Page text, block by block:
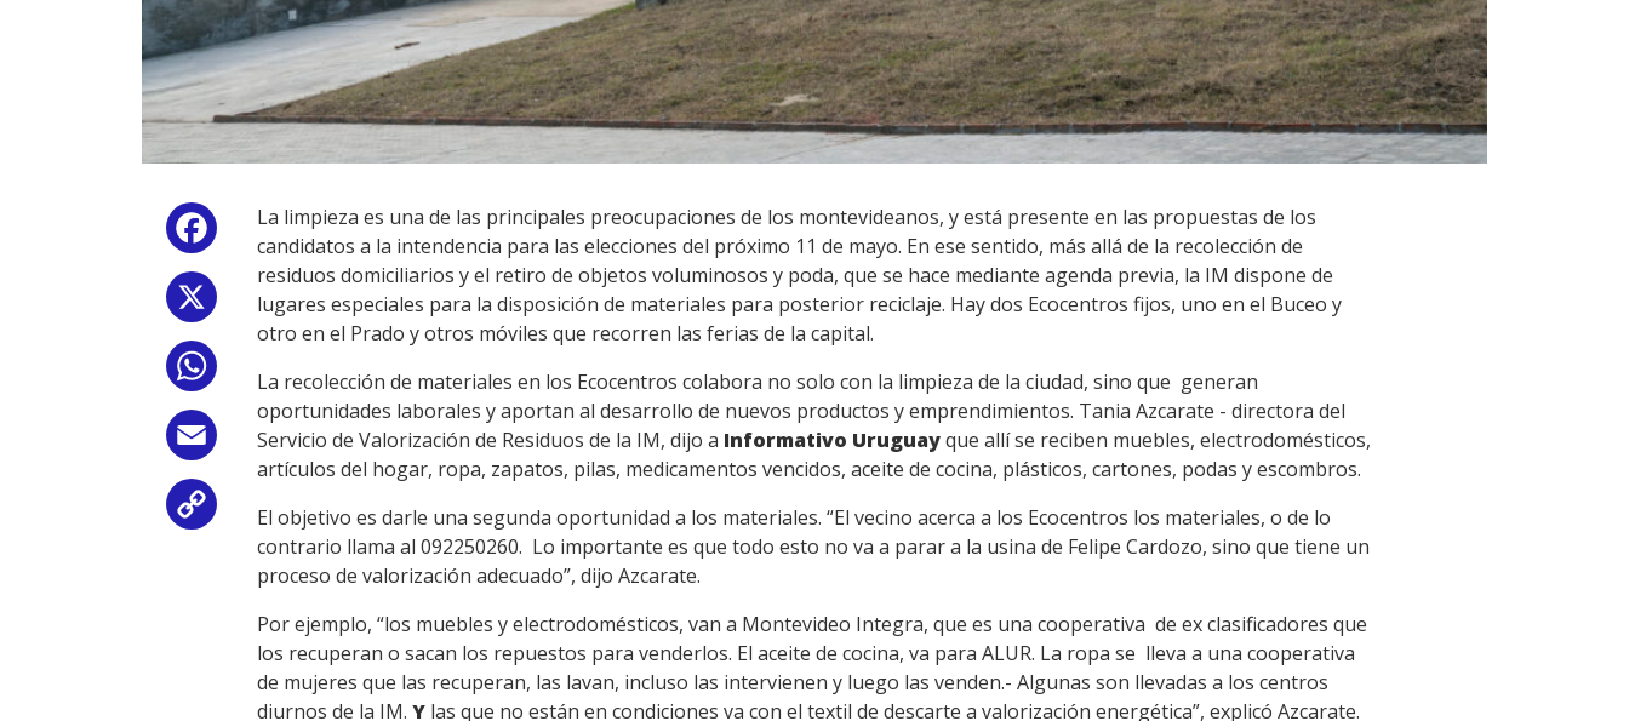
Facebook
WhatsApp
Email
Copy
Link
La limpieza es una de las principales preocupaciones de los montevideanos, y está presente en las propuestas de los
candidatos a la intendencia para las elecciones del próximo 11 de mayo. En ese sentido, más allá de la recolección de
residuos domiciliarios y el retiro de objetos voluminosos y poda, que se hace mediante agenda previa, la IM dispone de
lugares especiales para la disposición de materiales para posterior reciclaje. Hay dos Ecocentros fijos, uno en el Buceo y
otro en el Prado y otros móviles que recorren las ferias de la capital.
La recolección de materiales en los Ecocentros colabora no solo con la limpieza de la ciudad, sino que generan
oportunidades laborales y aportan al desarrollo de nuevos productos y emprendimientos. Tania Azcarate - directora del
Servicio de Valorización de Residuos de la IM, dijo a Informativo Uruguayque allí se reciben muebles, electrodomésticos,
artículos del hogar, ropa, zapatos, pilas, medicamentos vencidos, aceite de cocina, plásticos, cartones, podas y escombros.
El objetivo es darle una segunda oportunidad a los materiales. “El vecino acerca a los Ecocentros los materiales, o de lo
contrario llama al 092250260. Lo importante es que todo esto no va a parar a la usina de Felipe Cardozo, sino que tiene un
proceso de valorización adecuado”, dijo Azcarate.
Por ejemplo, “los muebles y electrodomésticos, van a Montevideo Integra, que es una cooperativa de ex clasificadores que
los recuperan o sacan los repuestos para venderlos. El aceite de cocina, va para ALUR. La ropa se lleva a una cooperativa
de mujeres que las recuperan, las lavan, incluso las intervienen y luego las venden.- Algunas son llevadas a los centros
diurnos de la IM. Y las que no están en condiciones va con el textil de descarte a valorización energética”, explicó Azcarate.